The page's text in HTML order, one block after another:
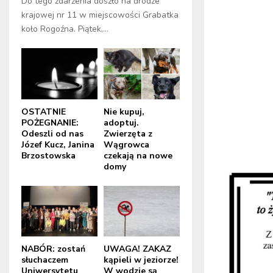
krajowej nr 11 w miejscowości Grabatka
koło Rogoźna. Piątek,...
OSTATNIE
POŻEGNANIE:
Odeszli od nas
Józef Kucz, Janina
Brzostowska
Nie kupuj,
adoptuj.
Zwierzęta z
Wągrowca
czekają na nowe
domy
NABÓR: zostań
słuchaczem
UWAGA! ZAKAZ
kąpieli w jeziorze!